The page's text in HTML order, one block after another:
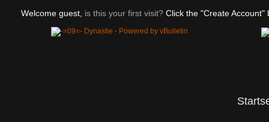
Welcome guest, is this your first visit? Click the "Create Account"